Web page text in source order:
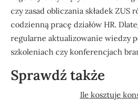
czy zasad obliczania składek ZUS
codzienną pracę działów HR.
regularne aktualizowanie wiedzy
szkoleniach czy konferencjach
Sprawdź także
Ile kosztuje